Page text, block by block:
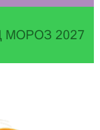
МОРОЗ 2027